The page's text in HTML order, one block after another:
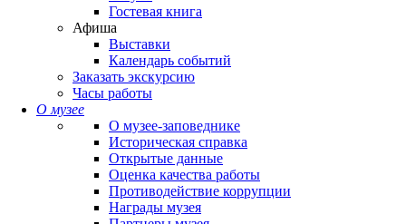
Гостевая книга
Афиша
Выставки
Календарь событий
Заказать экскурсию
Часы работы
О музее
О музее-заповеднике
Историческая справка
Открытые данные
Оценка качества работы
Противодействие коррупции
Награды музея